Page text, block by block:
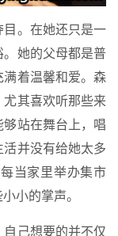
。在她还只是一
她的父母都是普
着温馨和爱。森
尤其喜欢听那些来
站在舞台上，唱
并没有给她太多
当家里举办集市
小的掌声。
自己想要的并不仅